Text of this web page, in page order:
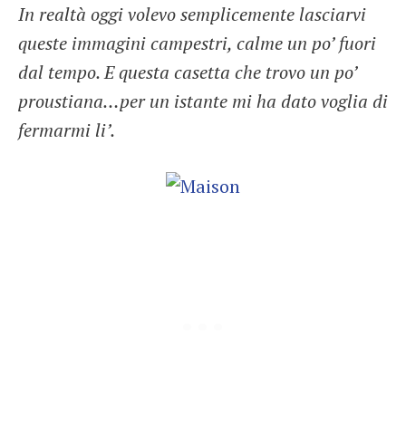
In realtà oggi volevo semplicemente lasciarvi
queste immagini campestri, calme un po’ fuori
dal tempo. E questa casetta che trovo un po’
proustiana…per un istante mi ha dato voglia di
fermarmi li’.